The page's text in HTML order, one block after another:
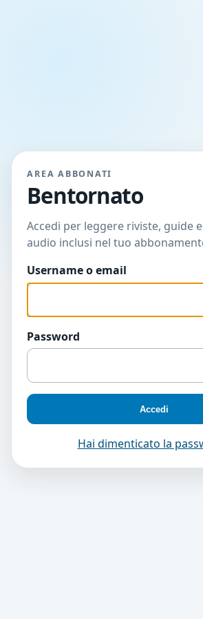
AREA ABBONATI
Bentornato
Accedi per leggere riviste, guide
audio inclusi nel tuo
Username o email
Password
Accedi
Hai dimenticato la